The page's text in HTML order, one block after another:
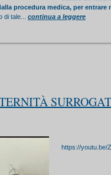
procedura medica, per entrare
di tale... continua a leggere
https://youtu.be/